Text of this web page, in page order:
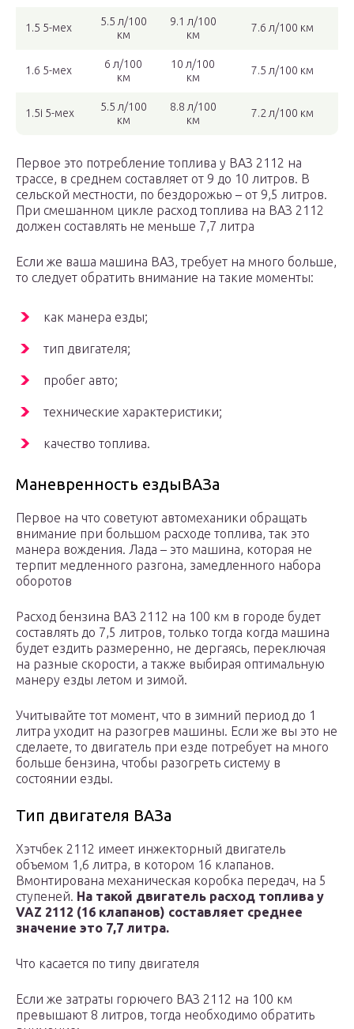
1.5 5-мех
5.5 л/100
км
9.1 л/100
км
7.6 л/100 км
1.6 5-мех
6 л/100
км
10 л/100
км
7.5 л/100 км
1.5i 5-мех
5.5 л/100
км
8.8 л/100
км
7.2 л/100 км
Первое это потребление топлива у ВАЗ 2112 на
трассе, в среднем составляет от 9 до 10 литров. В
сельской местности, по бездорожью – от 9,5 литров.
При смешанном цикле расход топлива на ВАЗ 2112
должен составлять не меньше 7,7 литра
Если же ваша машина ВАЗ, требует на много больше,
то следует обратить внимание на такие моменты:
как манера езды;
тип двигателя;
пробег авто;
технические характеристики;
качество топлива.
Маневренность ездыВАЗа
Первое на что советуют автомеханики обращать
внимание при большом расходе топлива, так это
манера вождения. Лада – это машина, которая не
терпит медленного разгона, замедленного набора
оборотов
Расход бензина ВАЗ 2112 на 100 км в городе будет
составлять до 7,5 литров, только тогда когда машина
будет ездить размеренно, не дергаясь, переключая
на разные скорости, а также выбирая оптимальную
манеру езды летом и зимой.
Учитывайте тот момент, что в зимний период до 1
литра уходит на разогрев машины. Если же вы это не
сделаете, то двигатель при езде потребует на много
больше бензина, чтобы разогреть систему в
состоянии езды.
Тип двигателя ВАЗа
Хэтчбек 2112 имеет инжекторный двигатель
объемом 1,6 литра, в котором 16 клапанов.
Вмонтирована механическая коробка передач, на 5
ступеней. На такой двигатель расход топлива у
VAZ 2112 (16 клапанов) составляет среднее
значение это 7,7 литра.
Что касается по типу двигателя
Если же затраты горючего ВАЗ 2112 на 100 км
превышают 8 литров, тогда необходимо обратить